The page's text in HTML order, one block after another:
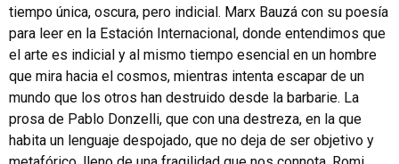
tiempo única, oscura, pero indicial. Marx Bauzá con su poesía
para leer en la Estación Internacional, donde entendimos que
el arte es indicial y al mismo tiempo esencial en un hombre
que mira hacia el cosmos, mientras intenta escapar de un
mundo que los otros han destruido desde la barbarie. La
prosa de Pablo Donzelli, que con una destreza, en la que
habita un lenguaje despojado, que no deja de ser objetivo y